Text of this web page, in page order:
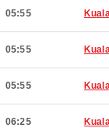
05:55
05:55
05:55
06:25